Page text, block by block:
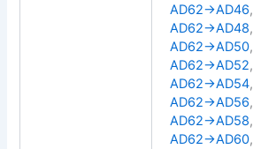
AD62→AD46,
AD62→AD48,
AD62→AD50,
AD62→AD52,
AD62→AD54,
AD62→AD56,
AD62→AD58,
AD62→AD60,